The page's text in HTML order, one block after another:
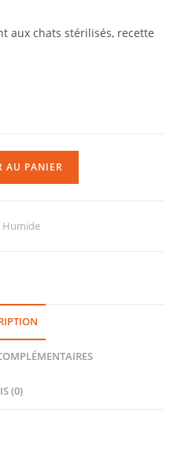
aux chats stérilisés, recette
AU PANIER
Humide
(0)